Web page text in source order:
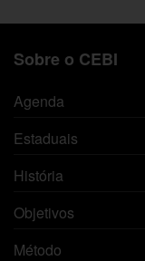
Sobre o CEBI
Agenda
Estaduais
História
Objetivos
Método